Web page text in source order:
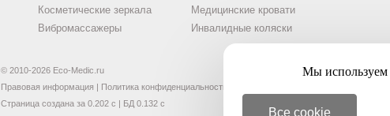
Косметические зеркала
Вибромассажеры
Медицинские кровати
Инвалидные коляски
© 2010-2026 Eco-Medic.ru
Правовая информация | Политика конфиденциальности
Страница создана за 0.202 с | БД 0.132 с
Мы используем
Все cookie